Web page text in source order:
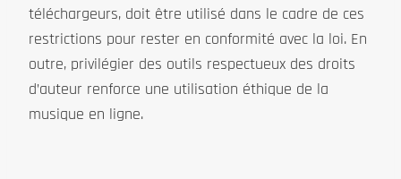
téléchargeurs, doit être utilisé dans le cadre de ces
restrictions pour rester en conformité avec la loi. En
outre, privilégier des outils respectueux des droits
d’auteur renforce une utilisation éthique de la
musique en ligne.